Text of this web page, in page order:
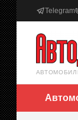
Telegram